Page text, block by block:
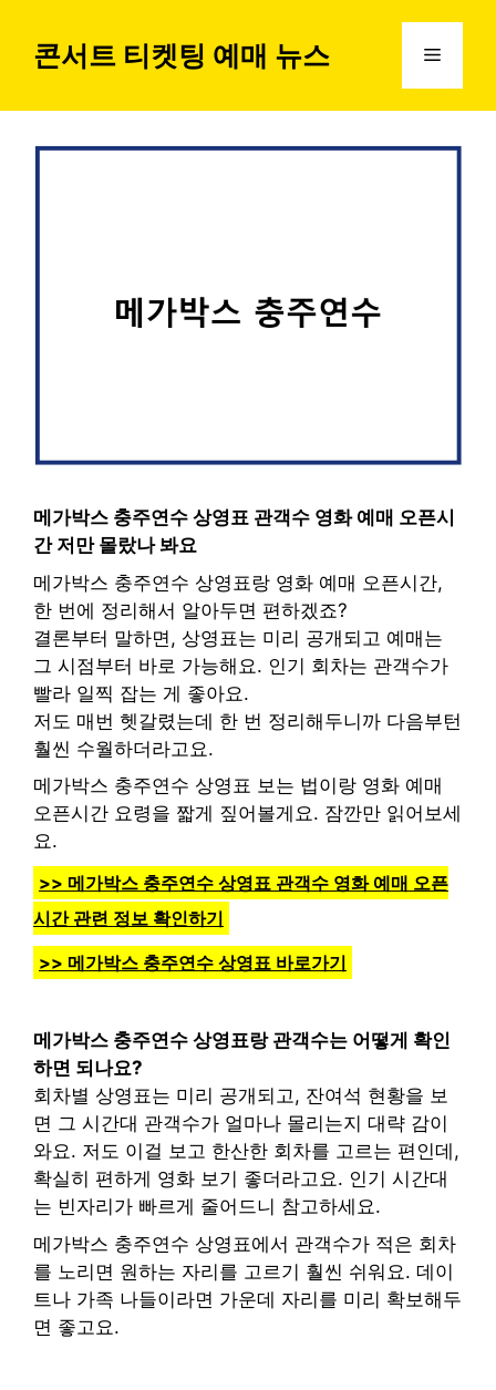
콘서트 티켓팅 예매 뉴스 메
메가박스 충주연수 상영표 관객수 영화 예매 오픈시
간 저만 몰랐나 봐요
메가박스 충주연수 상영표랑 영화 예매 오픈시간,
한 번에 정리해서 알아두면 편하겠죠?
결론부터 말하면, 상영표는 미리 공개되고 예매는
그 시점부터 바로 가능해요. 인기 회차는 관객수가
빨라 일찍 잡는 게 좋아요.
저도 매번 헷갈렸는데 한 번 정리해두니까 다음부턴
훨씬 수월하더라고요.
메가박스 충주연수 상영표 보는 법이랑 영화 예매
오픈시간 요령을 짧게 짚어볼게요. 잠깐만 읽어보세
요.
>> 메가박스 충주연수 상영표 관객수 영화 예매 오픈
시간 관련 정보 확인하기
>> 메가박스 충주연수 상영표 바로가기
메가박스 충주연수 상영표랑 관객수는 어떻게 확인
하면 되나요?
회차별 상영표는 미리 공개되고, 잔여석 현황을 보
면 그 시간대 관객수가 얼마나 몰리는지 대략 감이
와요. 저도 이걸 보고 한산한 회차를 고르는 편인데,
확실히 편하게 영화 보기 좋더라고요. 인기 시간대
는 빈자리가 빠르게 줄어드니 참고하세요.
메가박스 충주연수 상영표에서 관객수가 적은 회차
를 노리면 원하는 자리를 고르기 훨씬 쉬워요. 데이
트나 가족 나들이라면 가운데 자리를 미리 확보해두
면 좋고요.